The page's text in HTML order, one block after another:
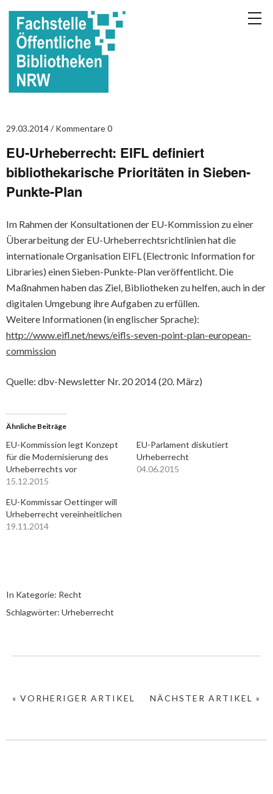
29.03.2014 Kommentare 0
EU-Urheberrecht: EIFL definiert
bibliothekarische Prioritäten in Sieben-
Punkte-Plan
Im Rahmen der Konsultationen der EU-Kommission zu einer
Überarbeitung der EU-Urheberrechtsrichtlinien hat die
internationale Organisation EIFL (Electronic Information for
Libraries) einen Sieben-Punkte-Plan veröffentlicht. Die
Maßnahmen haben das Ziel, Bibliotheken zu helfen, auch in der
digitalen Umgebung ihre Aufgaben zu erfüllen.
Weitere Informationen (in englischer Sprache):
http://www.eifl.net/news/eifls-seven-point-plan-european-
commission
Quelle: dbv-Newsletter Nr. 20 2014 (20. März)
Ähnliche Beiträge
EU-Kommission legt Konzept
für die Modernisierung des
Urheberrechts vor
15.12.2015
EU-Parlament diskutiert
Urheberrecht
04.06.2015
EU-Kommissar Oettinger will
Urheberrecht vereinheitlichen
19.11.2014
In Kategorie: Recht
Schlagwörter: Urheberrecht
NÄCHSTER ARTIKEL »
« VORHERIGER ARTIKEL